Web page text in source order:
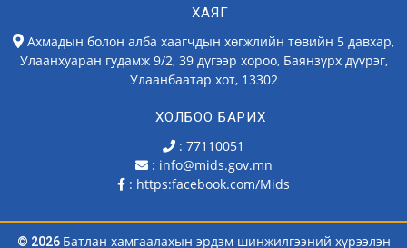
ХАЯГ
Ахмадын болон алба хаагчдын хөгжлийн төвийн 5 давхар,
Улаанхуаран гудамж 9/2, 39 дүгээр хороо, Баянзүрх дүүрэг,
Улаанбаатар хот, 13302
ХОЛБОО БАРИХ
: 77110051
: info@mids.gov.mn
: https:facebook.com/Mids
© 2026 Батлан хамгаалахын эрдэм шинжилгээний хүрээлэн